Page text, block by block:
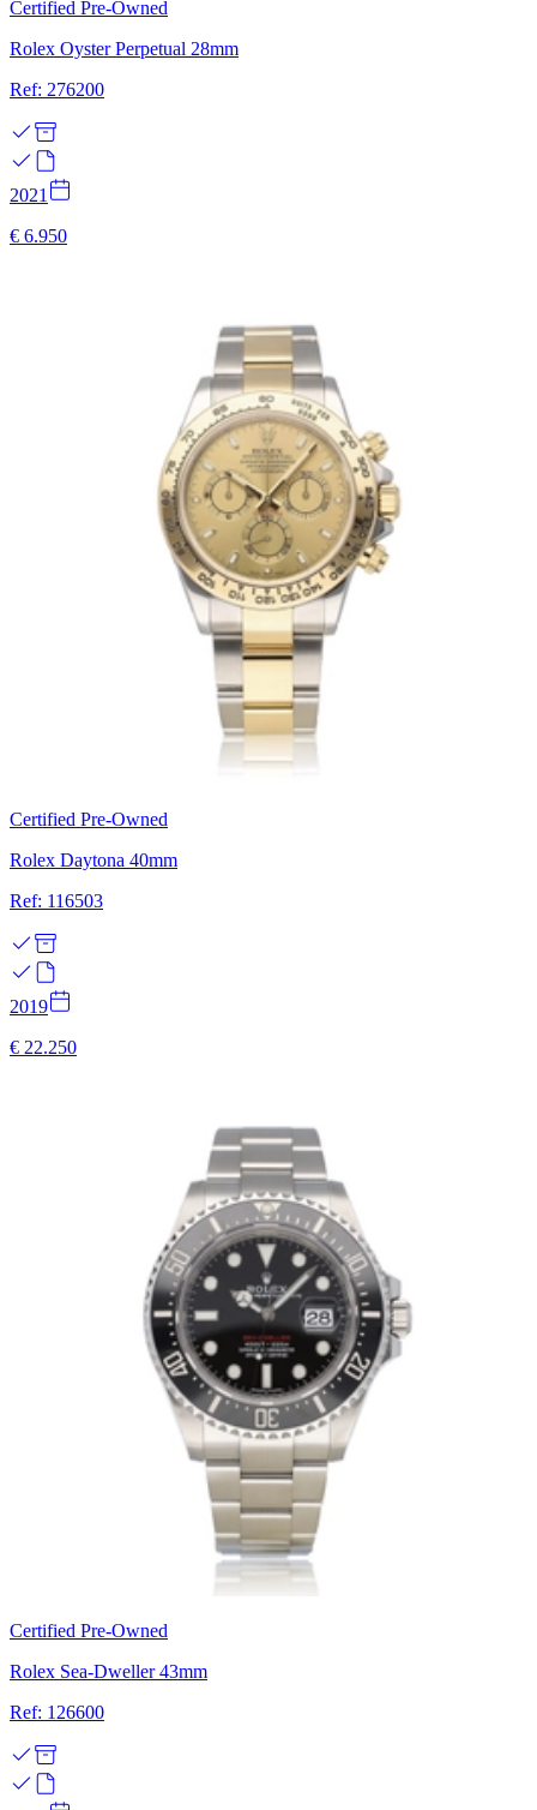
Certified Pre-Owned
Rolex Oyster Perpetual 28mm
Ref: 276200
2021
€ 6.950
Certified Pre-Owned
Rolex Daytona 40mm
Ref: 116503
2019
€ 22.250
Certified Pre-Owned
Rolex Sea-Dweller 43mm
Ref: 126600